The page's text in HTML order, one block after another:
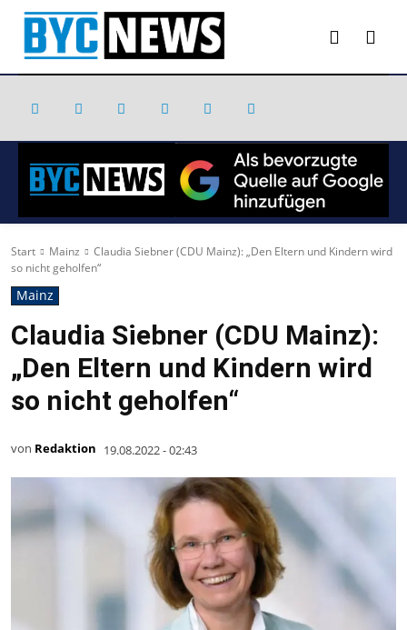
Start Mainz
Claudia Siebner (CDU Mainz): „Den Eltern und Kindern wird
so nicht geholfen“
Mainz
Claudia Siebner (CDU Mainz):
„Den Eltern und Kindern wird
so nicht geholfen“
von Redaktion 19.08.2022 - 02:43